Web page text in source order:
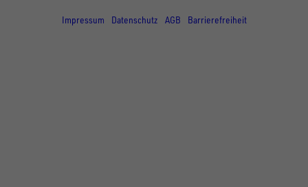
Impressum
Datenschutz AGB Barrierefreiheit